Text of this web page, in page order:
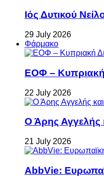
Ιός Δυτικού
29 July 2026
Φάρμακο
ΕΟΦ – Κυπριακή
22 July 2026
Ο Άρης Αγγελής
21 July 2026
AbbVie: